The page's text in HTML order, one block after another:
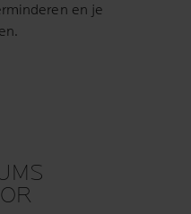
en je